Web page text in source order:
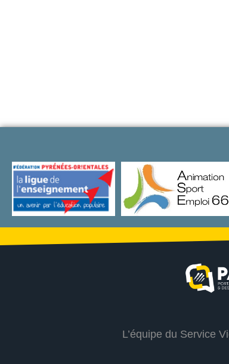
L’équipe du Service